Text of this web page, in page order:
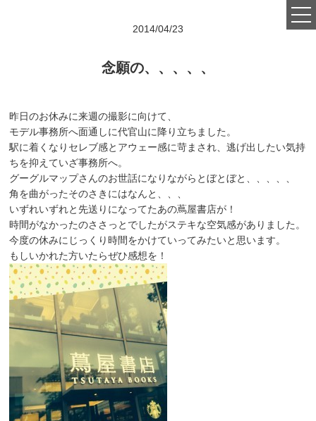
Feeling that beautiful
things are beautiful
CONCEPT
ABOUT
SALON INFO.
PRICE
STAFF
BLOG
STYLE GALLERY
2014/04/23
念願の、、、、、
昨日のお休みに来週の撮影に向けて、
モデル事務所へ面通しに代官山に降り立ちました。
駅に着くなりセレブ感とアウェー感に苛まされ、逃げ出したい気持
ちを抑えていざ事務所へ。
グーグルマップさんのお世話になりながらとぼとぼと、、、、、
角を曲がったそのさきにはなんと、、、
いずれいずれと先送りになってたあの蔦屋書店が！
時間がなかったのささっとでしたがステキな空気感がありました。
今度の休みにじっくり時間をかけていってみたいと思います。
もしいかれた方いたらぜひ感想を！